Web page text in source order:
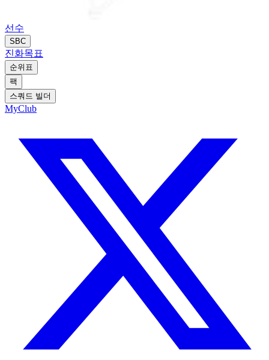
선수
SBC
진화목표
순위표
팩
스쿼드 빌더
MyClub